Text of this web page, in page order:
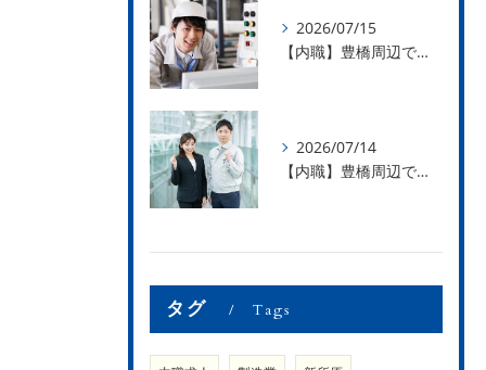
2026/07/15
【内職】豊橋周辺で内職のお仕事を探している方募集中！【急な学級閉鎖も安心】
2026/07/14
【内職】豊橋周辺で内職のお仕事を探している方募集中！【内職さまのお声②】
タグ Tags